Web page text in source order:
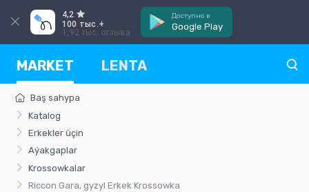
4,2
100 тыс.+
1,92 тыс. отзыва
Доступно в
Google Play
MARKET LENTA
Baş sahypa
Katalog
Erkekler üçin
Aýakgaplar
Krossowkalar
Riccon Gara, gyzyl Erkek Krossowka